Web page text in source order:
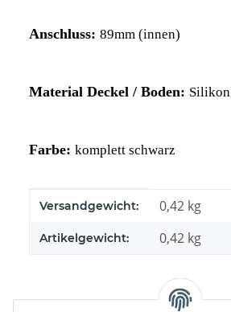
Anschluss: 89mm (innen)
Material Deckel / Boden: Silikon
Farbe: komplett schwarz
Produkteigenschaft
Wert
Versandgewicht: 0,42 kg
Artikelgewicht: 0,42 kg